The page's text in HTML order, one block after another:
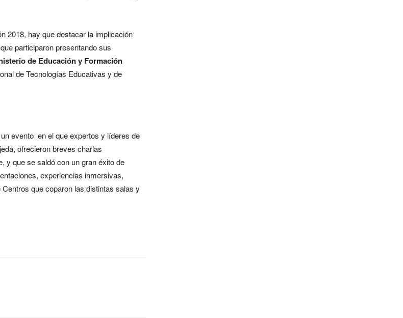
2018, hay que destacar la implicación
participaron presentando sus
de Educación y Formación
de Tecnologías Educativas y de
un evento en el que expertos y líderes de
ofrecieron breves charlas
y que se saldó con un gran éxito de
experiencias inmersivas,
que coparon las distintas salas y